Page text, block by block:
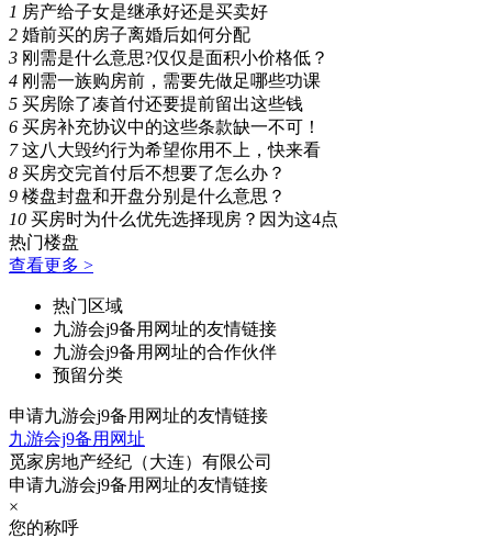
1 房产给子女是继承好还是买卖好
2 婚前买的房子离婚后如何分配
3 刚需是什么意思?仅仅是面积小价格低？
4 刚需一族购房前，需要先做足哪些功课
5 买房除了凑首付还要提前留出这些钱
6 买房补充协议中的这些条款缺一不可！
7 这八大毁约行为希望你用不上，快来看
8 买房交完首付后不想要了怎么办？
9 楼盘封盘和开盘分别是什么意思？
10 买房时为什么优先选择现房？因为这4点
热门楼盘
查看更多 >
热门区域
九游会j9备用网址的友情链接
九游会j9备用网址的合作伙伴
预留分类
申请九游会j9备用网址的友情链接
九游会j9备用网址
觅家房地产经纪（大连）有限公司
申请九游会j9备用网址的友情链接
×
您的称呼